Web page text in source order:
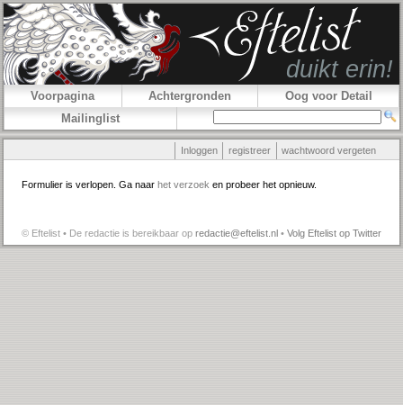
Voorpagina Achtergronden
Oog voor Detail
Mailinglist
Inloggen registreer wachtwoord vergeten
Formulier is verlopen. Ga naar het verzoek en probeer het opnieuw.
© Eftelist • De redactie is bereikbaar op redactie@eftelist.nl • Volg Eftelist op Twitter